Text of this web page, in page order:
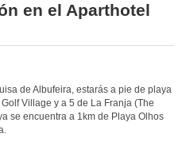
en el Aparthotel
de Albufeira, estarás a pie de playa
Village y a 5 de La Franja (The
se encuentra a 1km de Playa Olhos